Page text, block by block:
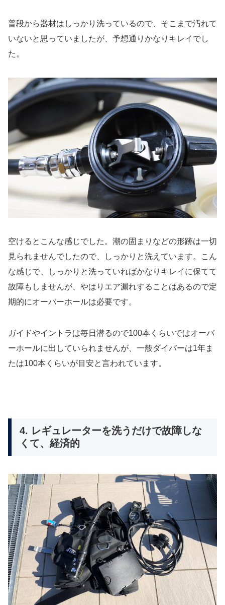
普段から器材はしっかり洗っているので、そこまで汚れて
いないと思っていましたが、予想通りかなりキレイでし
た。
空けるとこんな感じでした。潮の固まりなどの形跡は一切
見られませんでしたので、しっかりと洗えています。こん
な感じで、しっかりと洗っていればかなりキレイに保てて
故障もしませんが、やはりエア漏れすることはあるので定
期的にオーバーホールは必要です。
ガイドやイントラは毎日潜るので100本くらいではオーバ
ーホールに出していられませんが、一般ダイバーは1年ま
たは100本くらいが目安と言われています。
4. レギュレーターを洗うだけで故障しな
くて、経済的